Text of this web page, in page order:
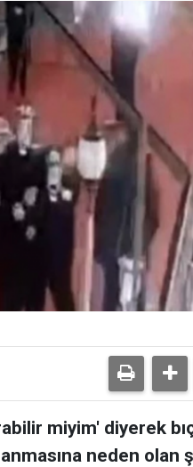
miyim' diyerek
neden olan